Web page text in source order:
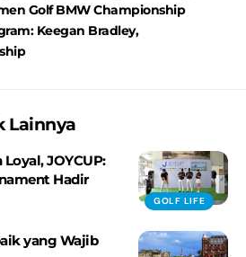
Golf BMW Championship
Keegan Bradley
Lainnya
GOLF LIFE
JOYCUP:
Hadir
yang Wajib